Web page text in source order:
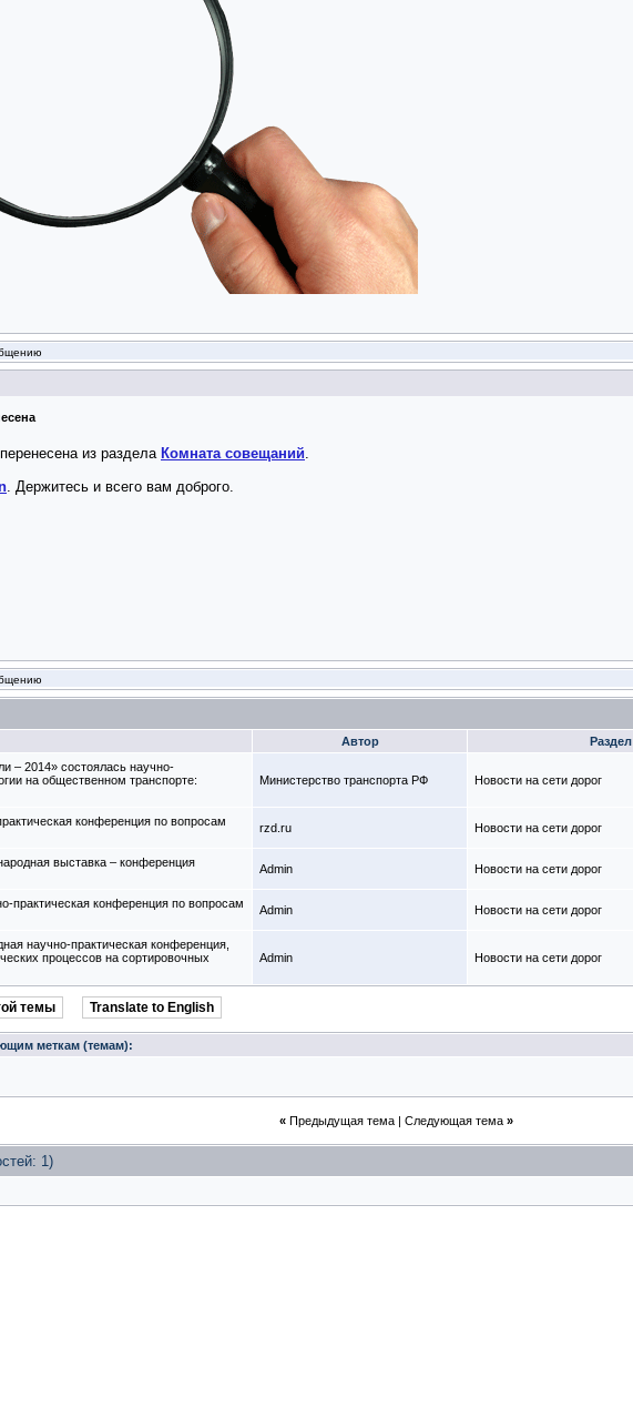
из раздела Комната совещаний.
. Держитесь и всего вам доброго.
Автор Раздел
– 2014» состоялась научно-
на общественном транспорте:
Министерство транспорта РФ Новости на сети дорог
конференция по вопросам
rzd.ru Новости на сети дорог
выставка – конференция
Admin Новости на сети дорог
практическая конференция по вопросам
Admin Новости на сети дорог
научно-практическая конференция,
процессов на сортировочных
Admin Новости на сети дорог
темы Translate to English
меткам (темам):
« Предыдущая тема| Следующая тема »
1)